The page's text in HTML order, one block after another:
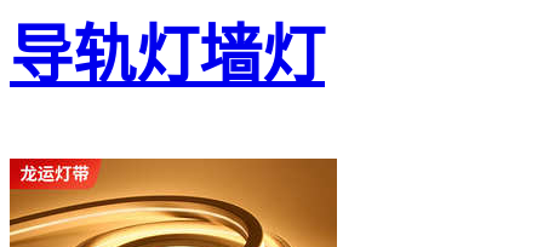
导轨灯墙灯